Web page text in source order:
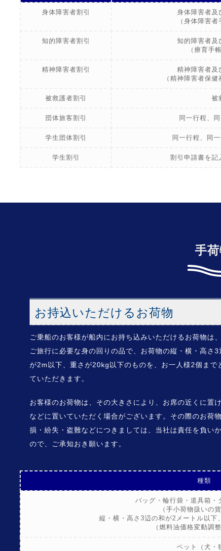
身体障害者割引
身体障害者及
（身体障害
知的障害者割引
知的障害者及
（療育手
精神障害者割引
精神障害者及
（精神障害者保
被救護者割引 被
団体旅客割引 同一行程、
学生団体割引 同一行程、同
学生割引 割引申請書を記
手
お持込いただけるお荷物
ご乗船のお客様が船内にお持ち込みいただけるお荷物は
ご旅行に必要な身の回りの品で、お荷物の縦・横・高さ3
が2m以下、重さが20kg以下のものを、お一人様2個まで
ていただきます。
お客様のお荷物は、その大きさにより、お席の近くに置
などに置いていただく場合がございます。その際のお荷
損・紛失・盗難などにつきましては、当社は責任を負い
ので、ご承知おき願います。
種類
バッグ・輪行袋・道具箱
（手小荷物扱いの
縦・横・高さ3辺の和が2メートル以
（燃料油価格変動調
ペット（犬・